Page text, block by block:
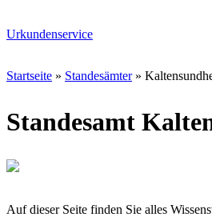
Urkundenservice
Startseite » Standesämter»
Standesamt
Auf dieser Seite finden Sie alles